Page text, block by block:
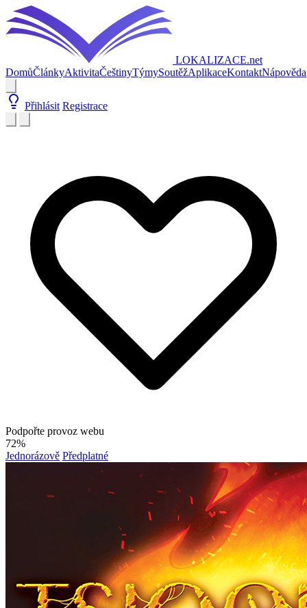
LOKALIZACE.net
DomůČlánkyAktivitaČeštinyTýmySoutěžAplikaceKontaktNápověda
Přihlásit Registrace
Podpořte provoz webu
72%
Jednorázově Předplatné